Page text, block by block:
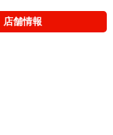
店舗情報